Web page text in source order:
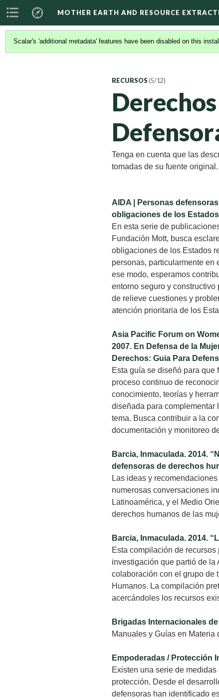
MOTHER EARTH AND RESOURCE
Scalar's 'additional metadata' features have been disabled on this
RECURSOS (5/12)
Tenga en cuenta que las
tomadas de su fuente original.
AIDA | Personas
obligaciones de los
En esta serie de
Fundación Mott, busca
obligaciones de los Estados
personas, particularmente en
ese modo, esperamos
entorno seguro y
de relieve cuestiones y
atención prioritaria de los
Asia Pacific Forum on
2007. En Defensa de la
Derechos: Guia Para
Esta guía se diseñó para que
proceso continuo de
conocimiento, teorías y
diseñada para complementar
tema. Busca contribuir a la
documentación y monitoreo
Barcia, Inmaculada. 2014.
defensoras de derechos
Las ideas y
numerosas conversaciones
Latinoamérica, y el Medio
derechos humanos de las
Barcia, Inmaculada. 2014.
Esta compilación de
investigación que partió de la
colaboración con el grupo de
Humanos. La compilación
acercándoles los recursos
Brigadas Internacionales de
Manuales y Guías en
Empoderadas / Protección
Existen una serie de
protección. Desde el
defensoras han identificado